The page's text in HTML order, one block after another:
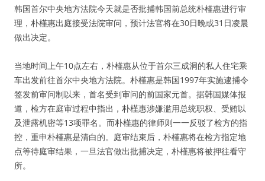
韩国首尔中央地方法院今天就是否批捕韩国前总统朴槿惠进行审
理，朴槿惠出庭接受法院审问，预计法官将在30日晚或31日凌晨
做出决定。
当地时间上午10点左右，朴槿惠从位于首尔三成洞的私人住宅乘
车出发前往首尔中央地方法院。朴槿惠是韩国1997年实施逮捕令
签发前审问制以来，首名受到审问的前国家元首。据韩国媒体报
道，检方在庭审过程中指出，朴槿惠涉嫌滥用总统职权、受贿以
及泄露机密等13项罪名。而朴槿惠的律师则一一反驳了检方的指
控，重申朴槿惠是清白的。庭审结束后，朴槿惠将在检方指定地
点等待庭审结果，一旦法官做出批捕决定，朴槿惠将被押往看守
所。